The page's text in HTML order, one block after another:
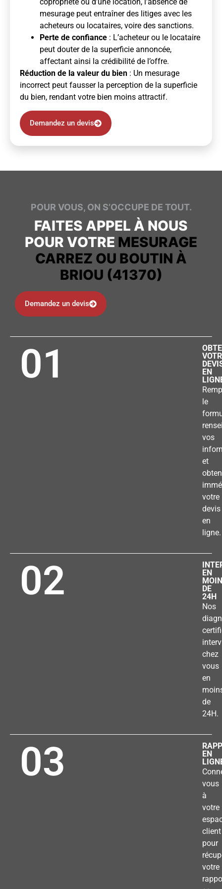
mesurage peut entraîner des litiges avec les
acheteurs ou locataires, voire des sanctions.
Perte de confiance : L’acheteur ou le locataire
peut douter de la superficie annoncée,
affectant ainsi la crédibilité de l’offre.
Réduction de la valeur du bien : Un mesurage
incorrect peut fausser la perception de la superficie
du bien, rendant votre bien moins attractif.
Demandez un devis
POUR VOUS, ON S’OCCUPE DE TOUT.
FAITES APPEL À NOUS
POUR VOTRE MESURAGE
CARREZ OU BOUTIN À
BRIOU (41370)
Demandez un devis
01
EN
le
vos
et
votre
devis
en
ligne.
02
EN
DE
24H
Nos
chez
vous
en
de
24H.
03
EN
vous
à
votre
client
pour
votre